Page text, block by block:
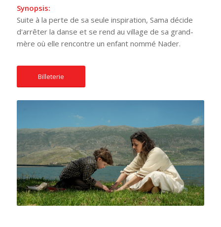
Synopsis:
Suite à la perte de sa seule inspiration, Sama décide
d'arrêter la danse et se rend au village de sa grand-
mère où elle rencontre un enfant nommé Nader.
Billeterie